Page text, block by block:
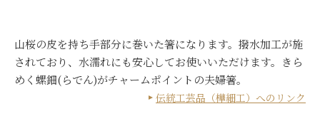
山桜の皮を持ち手部分に巻いた箸になります。撥水加工が施
されており、水濡れにも安心してお使いいただけます。きら
めく螺鈿(らでん)がチャームポイントの夫婦箸。
伝統工芸品（樺細工）へのリンク